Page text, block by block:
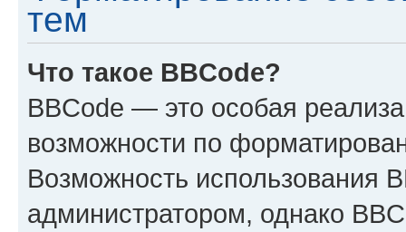
тем
Что такое BBCode?
BBCode — это особая
возможности по
Возможность использования
администратором, однако